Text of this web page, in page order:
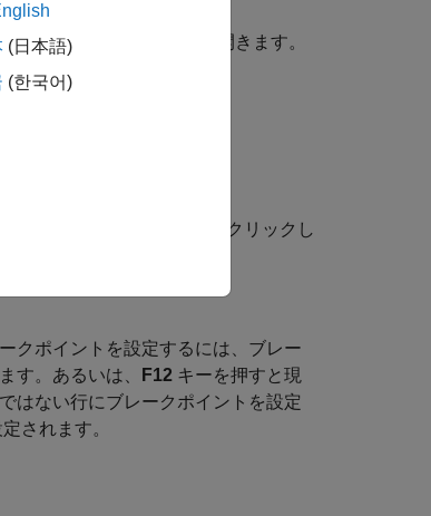
含まれているファイルを開きます。
をクリックし
クポイントを設定するには、ブレー
す。あるいは、
F12 キーを押すと現
はない行にブレークポイントを設定
されます。
(日本語)
(한국어)